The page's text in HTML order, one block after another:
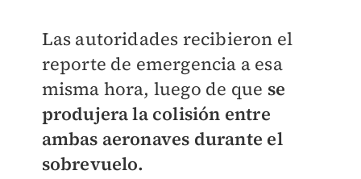
Las autoridades recibieron el
reporte de emergencia a esa
misma hora, luego de que se
produjera la colisión entre
ambas aeronaves durante el
sobrevuelo.